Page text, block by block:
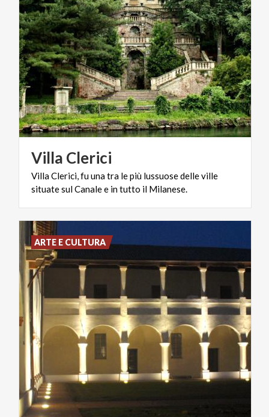
Villa Clerici
VillaClerici,fuunatra lepiù lussuosedelleville
situatesulCanalee intutto il Milanese.
ARTE E CULTURA